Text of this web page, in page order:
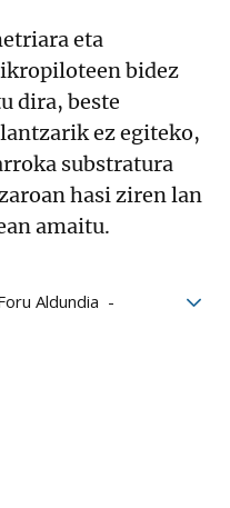
eta
bidez
dira, beste
ez egiteko,
substratura
hasi ziren lan
amaitu.
Aldundia